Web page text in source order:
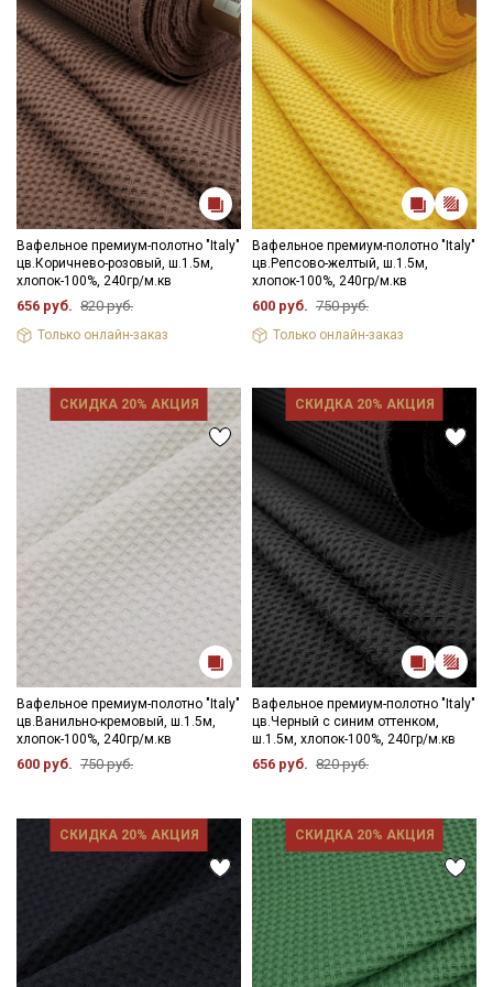
Вафельное премиум-полотно "Italy"
цв.Коричнево-розовый, ш.1.5м,
хлопок-100%, 240гр/м.кв
656 руб. 820 руб.
Только онлайн-заказ
Вафельное премиум-полотно "Italy"
цв.Репсово-желтый, ш.1.5м,
хлопок-100%, 240гр/м.кв
600 руб. 750 руб.
Только онлайн-заказ
СКИДКА 20% АКЦИЯ
Вафельное премиум-полотно "Italy"
цв.Ванильно-кремовый, ш.1.5м,
хлопок-100%, 240гр/м.кв
600 руб. 750 руб.
СКИДКА 20% АКЦИЯ
Вафельное премиум-полотно "Italy"
цв.Черный с синим оттенком,
ш.1.5м, хлопок-100%, 240гр/м.кв
656 руб. 820 руб.
СКИДКА 20% АКЦИЯ СКИДКА 20% АКЦИЯ
Секретная рассылка от Купава
Мы публикуем здесь дополнительные
промокоды и скидки до 30% на узкие
категории тканей